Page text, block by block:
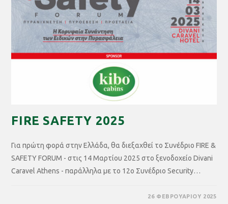
FIRE SAFETY 2025
Για πρώτη φορά στην Ελλάδα, θα διεξαχθεί το Συνέδριο FIRE &
SAFETY FORUM - στις 14 Μαρτίου 2025 στο ξενοδοχείο Divani
Caravel Athens - παράλληλα με το 12ο Συνέδριο Security…
26 ΦΕΒΡΟΥΑΡΊΟΥ 2025